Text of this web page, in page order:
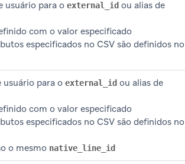
usuário para o external_id ou alias de
com o valor especificado
especificados no CSV são definidos no
para o external_id ou alias de
com o valor especificado
especificados no CSV são definidos no
o mesmo native_line_id